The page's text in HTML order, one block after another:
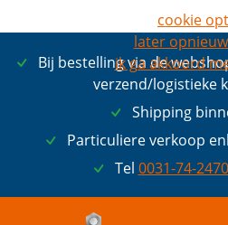
Bij bestelling via de
verzend/logistieke
Shipping
Particuliere verkoop
Tel 0031-74-
cookie
later
ik ga akkoord